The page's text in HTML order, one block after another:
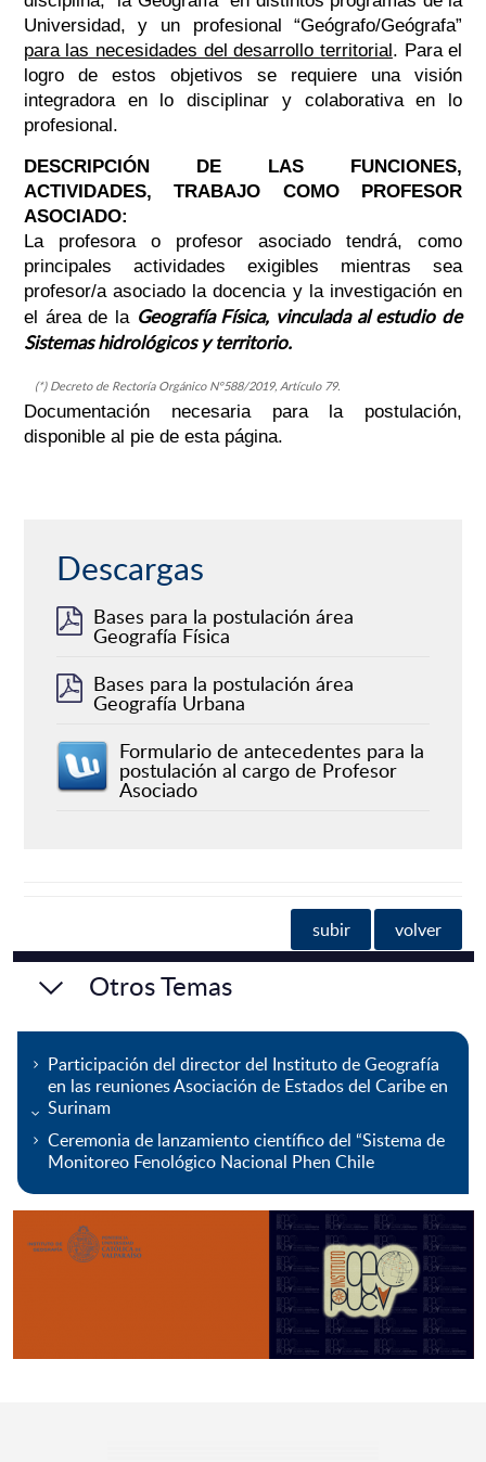
Universidad, y un profesional “Geógrafo/Geógrafa”
para las necesidades del desarrollo territorial . Para el
logro de estos objetivos se requiere una visión
integradora en lo disciplinar y colaborativa en lo
profesional.
DESCRIPCIÓN DE LAS FUNCIONES,
ACTIVIDADES, TRABAJO COMO PROFESOR
ASOCIADO:
La profesora o profesor asociado tendrá, como
principales actividades exigibles mientras sea
profesor/a asociado la docencia y la investigación en
el área de la Geografía Física, vinculada al estudio de
Sistemas hidrológicos y territorio.
(*) Decreto de Rectoría Orgánico N°588/2019, Artículo 79.
Documentación necesaria para la postulación,
disponible al pie de esta página.
Descargas
Bases para la postulación área
Geografía Física
Bases para la postulación área
Geografía Urbana
Formulario de antecedentes para la
postulación al cargo de Profesor
Asociado
subir volver
Otros Temas
Participación del director del Instituto de Geografía
en las reuniones Asociación de Estados del Caribe en
Surinam
Ceremonia de lanzamiento científico del “Sistema de
Monitoreo Fenológico Nacional Phen Chile